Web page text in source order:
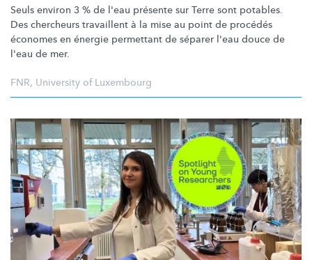
Seuls environ 3 % de l'eau présente sur Terre sont potables.
Des chercheurs travaillent à la mise au point de procédés
économes en énergie permettant de séparer l'eau douce de
l'eau de mer.
FNR, University of Luxembourg